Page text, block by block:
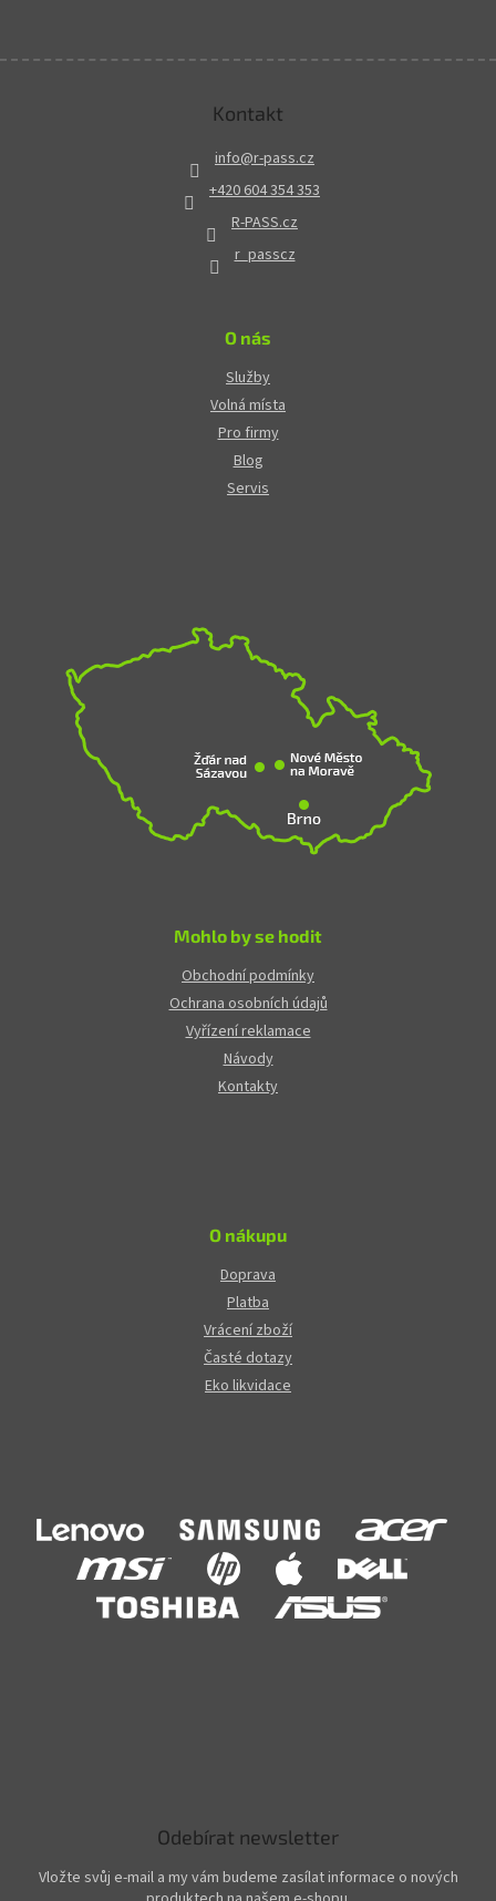
Kontakt
info@r-pass.cz
+420 604 354 353
R-PASS.cz
r_passcz
O nás
Služby
Volná místa
Pro firmy
Blog
Servis
Mohlo by se hodit
Obchodní podmínky
Ochrana osobních údajů
Vyřízení reklamace
Návody
Kontakty
O nákupu
Doprava
Platba
Vrácení zboží
Časté dotazy
Eko likvidace
Odebírat newsletter
Vložte svůj e-mail a my vám budeme zasílat informace o nových